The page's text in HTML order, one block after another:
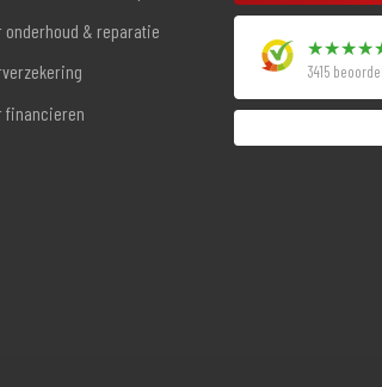
onderhoud & reparatie
financieren
3415